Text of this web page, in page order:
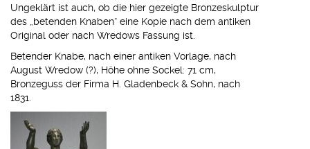
Ungeklärt ist auch, ob die hier gezeigte Bronzeskulptur
des „betenden Knaben“ eine Kopie nach dem antiken
Original oder nach Wredows Fassung ist.
Betender Knabe, nach einer antiken Vorlage, nach
August Wredow (?), Höhe ohne Sockel: 71 cm,
Bronzeguss der Firma H. Gladenbeck & Sohn, nach
1831.